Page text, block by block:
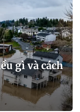
gì và cách